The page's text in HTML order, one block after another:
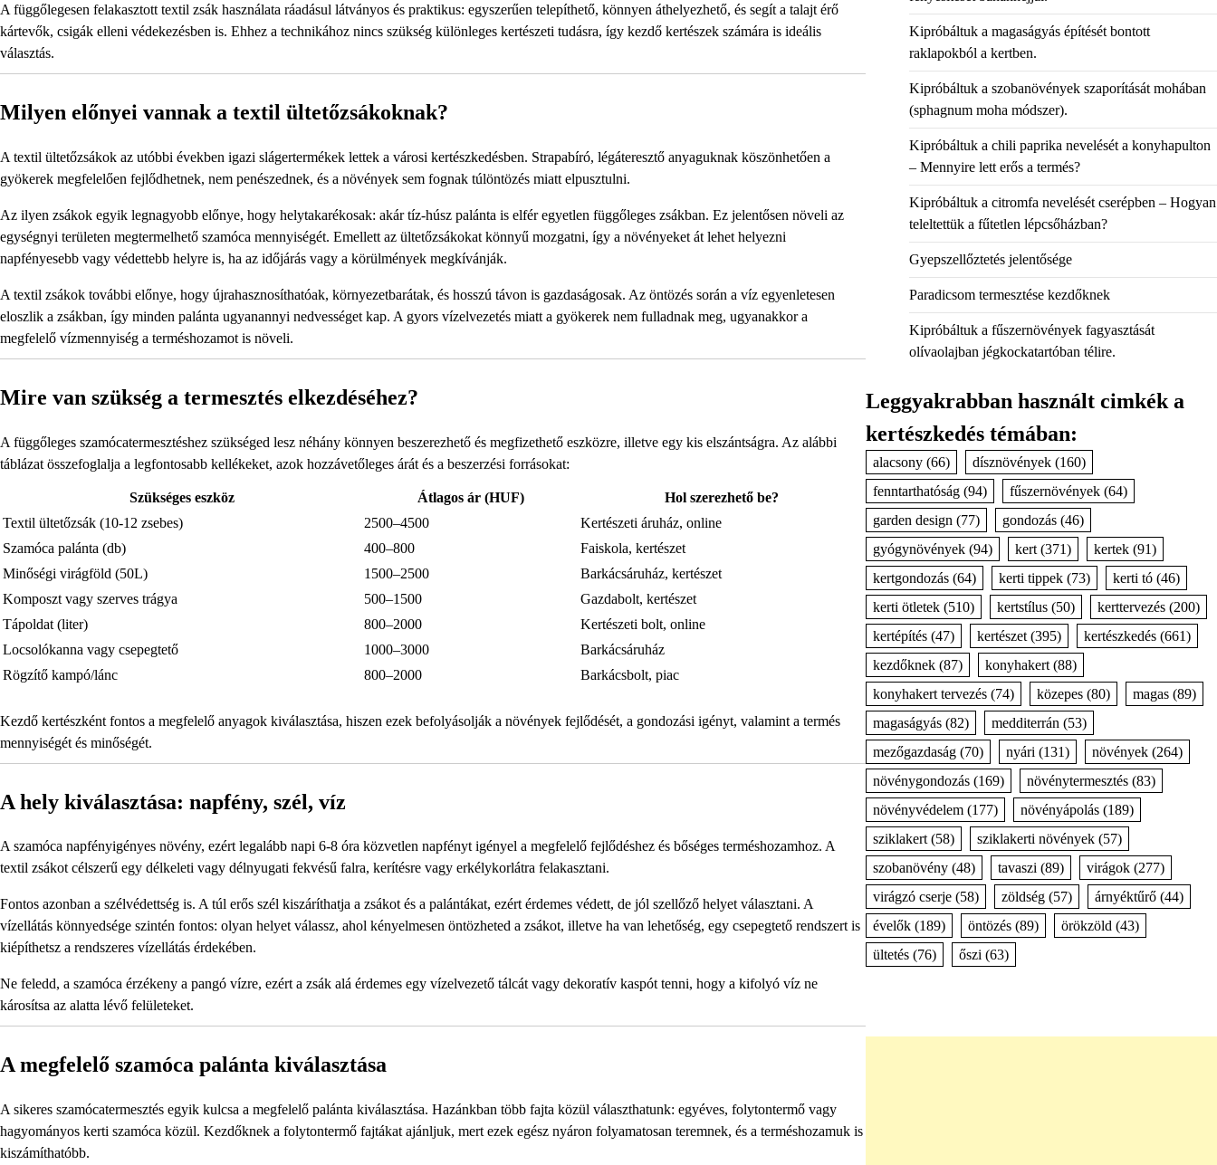
A függőlegesen felakasztott textil zsák használata ráadásul látványos és praktikus: egyszerűen telepíthető, könnyen áthelyezhető, és segít a talajt érő
kártevők, csigák elleni védekezésben is. Ehhez a technikához nincs szükség különleges kertészeti tudásra, így kezdő kertészek számára is ideális
választás.
Milyen előnyei vannak a textil ültetőzsákoknak?
A textil ültetőzsákok az utóbbi években igazi slágertermékek lettek a városi kertészkedésben. Strapabíró, légáteresztő anyaguknak köszönhetően a
gyökerek megfelelően fejlődhetnek, nem penészednek, és a növények sem fognak túlöntözés miatt elpusztulni.
Az ilyen zsákok egyik legnagyobb előnye, hogy helytakarékosak: akár tíz-húsz palánta is elfér egyetlen függőleges zsákban. Ez jelentősen növeli az
egységnyi területen megtermelhető szamóca mennyiségét. Emellett az ültetőzsákokat könnyű mozgatni, így a növényeket át lehet helyezni
napfényesebb vagy védettebb helyre is, ha az időjárás vagy a körülmények megkívánják.
A textil zsákok további előnye, hogy újrahasznosíthatóak, környezetbarátak, és hosszú távon is gazdaságosak. Az öntözés során a víz egyenletesen
eloszlik a zsákban, így minden palánta ugyanannyi nedvességet kap. A gyors vízelvezetés miatt a gyökerek nem fulladnak meg, ugyanakkor a
megfelelő vízmennyiség a terméshozamot is növeli.
Mire van szükség a termesztés elkezdéséhez?
A függőleges szamócatermesztéshez szükséged lesz néhány könnyen beszerezhető és megfizethető eszközre, illetve egy kis elszántságra. Az alábbi
táblázat összefoglalja a legfontosabb kellékeket, azok hozzávetőleges árát és a beszerzési forrásokat:
Szükséges eszköz Átlagos ár (HUF)
Hol szerezhető be?
Textil ültetőzsák (10-12 zsebes)
2500–4500
Kertészeti áruház, online
Szamóca palánta (db)
400–800
Faiskola, kertészet
Minőségi virágföld (50L)
1500–2500
Barkácsáruház, kertészet
Komposzt vagy szerves trágya
500–1500
Gazdabolt, kertészet
Tápoldat (liter)
800–2000
Kertészeti bolt, online
Locsolókanna vagy csepegtető
1000–3000
Barkácsáruház
Rögzítő kampó/lánc
800–2000 Barkácsbolt, piac
Kezdő kertészként fontos a megfelelő anyagok kiválasztása, hiszen ezek befolyásolják a növények fejlődését, a gondozási igényt, valamint a termés
mennyiségét és minőségét.
A hely kiválasztása: napfény, szél, víz
A szamóca napfényigényes növény, ezért legalább napi 6-8 óra közvetlen napfényt igényel a megfelelő fejlődéshez és bőséges terméshozamhoz. A
textil zsákot célszerű egy délkeleti vagy délnyugati fekvésű falra, kerítésre vagy erkélykorlátra felakasztani.
Fontos azonban a szélvédettség is. A túl erős szél kiszáríthatja a zsákot és a palántákat, ezért érdemes védett, de jól szellőző helyet választani. A
vízellátás könnyedsége szintén fontos: olyan helyet válassz, ahol kényelmesen öntözheted a zsákot, illetve ha van lehetőség, egy csepegtető rendszert is
kiépíthetsz a rendszeres vízellátás érdekében.
Ne feledd, a szamóca érzékeny a pangó vízre, ezért a zsák alá érdemes egy vízelvezető tálcát vagy dekoratív kaspót tenni, hogy a kifolyó víz ne
károsítsa az alatta lévő felületeket.
A megfelelő szamóca palánta kiválasztása
A sikeres szamócatermesztés egyik kulcsa a megfelelő palánta kiválasztása. Hazánkban több fajta közül választhatunk: egyéves, folytontermő vagy
hagyományos kerti szamóca közül. Kezdőknek a folytontermő fajtákat ajánljuk, mert ezek egész nyáron folyamatosan teremnek, és a terméshozamuk is
kiszámíthatóbb.
Kipróbáltuk a magaságyás építését bontott
raklapokból a kertben.
Kipróbáltuk a szobanövények szaporítását mohában
(sphagnum moha módszer).
Kipróbáltuk a chili paprika nevelését a konyhapulton
– Mennyire lett erős a termés?
Kipróbáltuk a citromfa nevelését cserépben – Hogyan
teleltettük a fűtetlen lépcsőházban?
Gyepszellőztetés jelentősége
Paradicsom termesztése kezdőknek
Kipróbáltuk a fűszernövények fagyasztását
olívaolajban jégkockatartóban télire.
Leggyakrabban használt cimkék a
kertészkedés témában:
alacsony(66) dísznövények(160)
fenntarthatóság(94) fűszernövények(64)
garden design (77) gondozás(46)
gyógynövények(94) kert(371) kertek(91)
kertgondozás(64) kerti tippek(73) kerti tó(46)
kerti ötletek(510) kertstílus(50) kerttervezés(200)
kertépítés(47) kertészet(395) kertészkedés(661)
kezdőknek(87) konyhakert(88)
konyhakert tervezés(74) közepes(80) magas(89)
magaságyás(82) medditerrán (53)
mezőgazdaság(70) nyári (131) növények(264)
növénygondozás(169) növénytermesztés(83)
növényvédelem(177) növényápolás(189)
sziklakert(58) sziklakerti növények(57)
szobanövény(48) tavaszi (89) virágok(277)
virágzó cserje(58) zöldség(57) árnyéktűrő(44)
évelők(189) öntözés(89) örökzöld (43)
ültetés(76) őszi (63)